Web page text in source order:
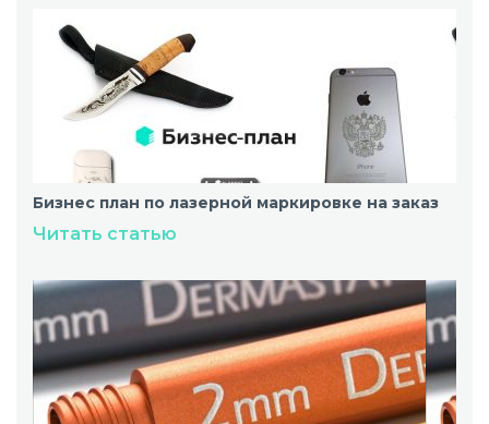
Бизнес план по лазерной маркировке на заказ
Читать статью